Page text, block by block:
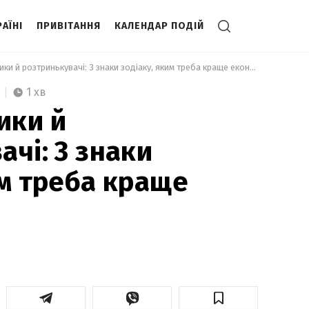
ПРИВІТАННЯ КАЛЕНДАР ПОДІЙ
Марнотратники й розтринькувачі: 3 знаки зодіаку, яким треба краще економити
1 хв
й
3 знаки
треба краще